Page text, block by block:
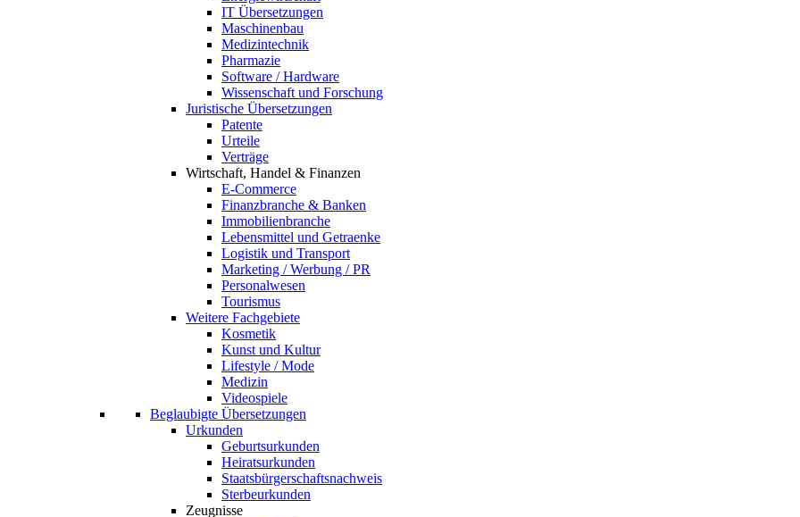
IT Übersetzungen
Maschinenbau
Medizintechnik
Pharmazie
Software / Hardware
Wissenschaft und Forschung
Juristische Übersetzungen
Patente
Urteile
Verträge
Wirtschaft, Handel & Finanzen
E-Commerce
Finanzbranche & Banken
Immobilienbranche
Lebensmittel und Getraenke
Logistik und Transport
Marketing / Werbung / PR
Personalwesen
Tourismus
Weitere Fachgebiete
Kosmetik
Kunst und Kultur
Lifestyle / Mode
Medizin
Videospiele
Beglaubigte Übersetzungen
Urkunden
Geburtsurkunden
Heiratsurkunden
Staatsbürgerschaftsnachweis
Sterbeurkunden
Zeugnisse